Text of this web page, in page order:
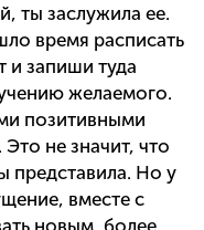
ты заслужила ее.
время расписать
и запиши туда
желаемого.
позитивными
не значит, что
представила. Но у
вместе с
новым, более